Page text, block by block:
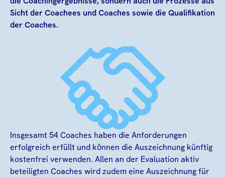
Sicht der Coachees und Coaches sowie die Qualifikation
der Coaches.
Insgesamt 54 Coaches haben die Anforderungen
erfolgreich erfüllt und können die Auszeichnung künftig
kostenfrei verwenden. Allen an der Evaluation aktiv
beteiligten Coaches wird zudem eine Auszeichnung für